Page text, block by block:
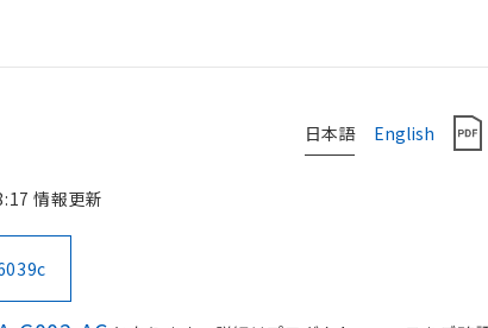
日本語 English
情報更新